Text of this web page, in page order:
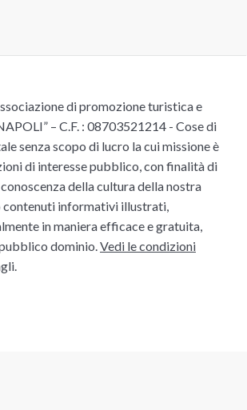
di promozione turistica e
– C.F. : 08703521214 - Cose di
senza scopo di lucro la cui missione è
di interesse pubblico, con finalità di
della cultura della nostra
informativi illustrati,
in maniera efficace e gratuita,
dominio.Vedi le condizioni